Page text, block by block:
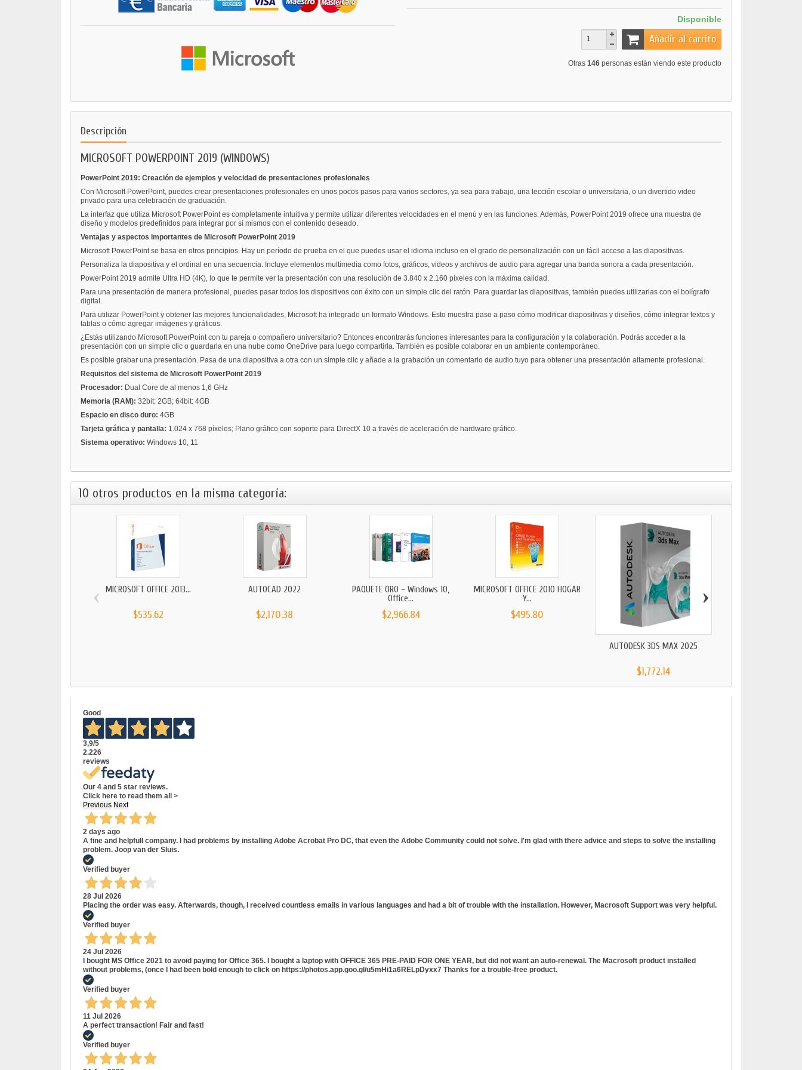
Disponible
Añadir al carrito
Otras 146 personas están viendo este producto
Descripción
MICROSOFT POWERPOINT 2019 (WINDOWS)
PowerPoint 2019: Creación de ejemplos y velocidad de presentaciones profesionales
Con Microsoft PowerPoint, puedes crear presentaciones profesionales en unos pocos pasos para varios sectores, ya sea para trabajo, una lección escolar o universitaria, o un divertido video
privado para una celebración de graduación.
La interfaz que utiliza Microsoft PowerPoint es completamente intuitiva y permite utilizar diferentes velocidades en el menú y en las funciones. Además, PowerPoint 2019 ofrece una muestra de
diseño y modelos predefinidos para integrar por sí mismos con el contenido deseado.
Ventajas y aspectos importantes de Microsoft PowerPoint 2019
Microsoft PowerPoint se basa en otros principios. Hay un período de prueba en el que puedes usar el idioma incluso en el grado de personalización con un fácil acceso a las diapositivas.
Personaliza la diapositiva y el ordinal en una secuencia. Incluye elementos multimedia como fotos, gráficos, videos y archivos de audio para agregar una banda sonora a cada presentación.
PowerPoint 2019 admite Ultra HD (4K), lo que te permite ver la presentación con una resolución de 3.840 x 2.160 píxeles con la máxima calidad.
Para una presentación de manera profesional, puedes pasar todos los dispositivos con éxito con un simple clic del ratón. Para guardar las diapositivas, también puedes utilizarlas con el bolígrafo
digital.
Para utilizar PowerPoint y obtener las mejores funcionalidades, Microsoft ha integrado un formato Windows. Esto muestra paso a paso cómo modificar diapositivas y diseños, cómo integrar textos y
tablas o cómo agregar imágenes y gráficos.
¿Estás utilizando Microsoft PowerPoint con tu pareja o compañero universitario? Entonces encontrarás funciones interesantes para la configuración y la colaboración. Podrás acceder a la
presentación con un simple clic o guardarla en una nube como OneDrive para luego compartirla. También es posible colaborar en un ambiente contemporáneo.
Es posible grabar una presentación. Pasa de una diapositiva a otra con un simple clic y añade a la grabación un comentario de audio tuyo para obtener una presentación altamente profesional.
Requisitos del sistema de Microsoft PowerPoint 2019
Procesador: Dual Core de al menos 1,6 GHz
Memoria (RAM): 32bit: 2GB; 64bit: 4GB
Espacio en disco duro: 4GB
Tarjeta gráfica y pantalla: 1.024 x 768 píxeles; Plano gráfico con soporte para DirectX 10 a través de aceleración de hardware gráfico.
Sistema operativo: Windows 10, 11
10 otros productos en la misma categoría:
MICROSOFT OFFICE 2013...
$535.62
AUTOCAD 2022
$2,170.38
PAQUETE ORO - Windows 10,
Office...
$2,966.84
MICROSOFT OFFICE 2010 HOGAR
Y...
$495.80
AUTODESK 3DS MAX 2025
$1,772.14
‹ ›
Good
3,9/5
2.226
reviews
Our 4 and 5 star reviews.
Click here to read them all >
Previous Next
2 days ago
A fine and helpfull company. I had problems by installing Adobe Acrobat Pro DC, that even the Adobe Community could not solve. I'm glad with there advice and steps to solve the installing
problem. Joop van der Sluis.
Verified buyer
28 Jul 2026
Placing the order was easy. Afterwards, though, I received countless emails in various languages and had a bit of trouble with the installation. However, Macrosoft Support was very helpful.
Verified buyer
24 Jul 2026
I bought MS Office 2021 to avoid paying for Office 365. I bought a laptop with OFFICE 365 PRE-PAID FOR ONE YEAR, but did not want an auto-renewal. The Macrosoft product installed
without problems, (once I had been bold enough to click on https://photos.app.goo.gl/u5mHi1a6RELpDyxx7 Thanks for a trouble-free product.
Verified buyer
11 Jul 2026
A perfect transaction! Fair and fast!
Verified buyer